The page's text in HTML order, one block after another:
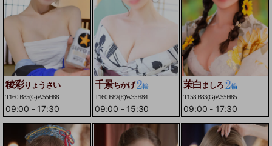
稜彩りょうさい
T160 B85(G)W55H88
09:00 - 17:30
千景ちかげ
T160 B82(E)W55H84
09:00 - 15:30
茉白 ましろ
T158 B83(G)W55H85
09:00 - 17:30